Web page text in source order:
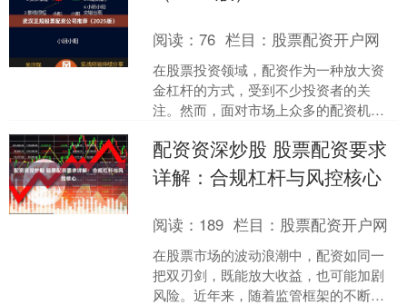
阅读：76 栏目： 股票配资开户网
在股票投资领域，配资作为一种放大资
金杠杆的方式，受到不少投资者的关
注。然而，面对市场上众多的配资机
配资公司，成为投资者需要谨慎....
配资资深炒股 股票配资要求
详解：合规杠杆与风控核心
阅读： 189 栏目： 股票配资开户网
在股票市场的波动浪潮中，配资如同一
把双刃剑，既能放大收益，也可能加剧
风险。近年来，随着监管框架的不断完